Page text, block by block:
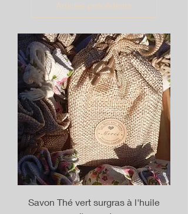
Savon Thé vert surgras à l'huile